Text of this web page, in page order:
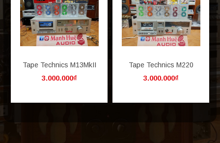
Tape Technics M13MkII
3.000.000₫
Tape Technics M220
3.000.000₫